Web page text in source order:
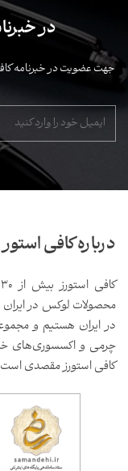
در
جهت عضویت در خبرنامه
درباره کافی استور
محصولات لوکس در ایران
در ایران هستیم و
چرمی و اکسسوری‌های
کافی استورز مقصدی